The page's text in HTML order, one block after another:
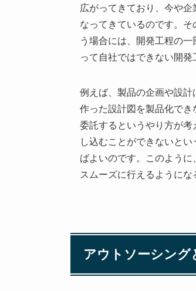
広がってきており、今や
なってきているのです。
う場合には、開発工程の
って自社ではできない開発
例えば、製品の企画や設
作った設計図を製品化で
委託するというやり方が
し込むことができないと
ばよいのです。このよう
スムーズに行えるようにな
アウトソーシング